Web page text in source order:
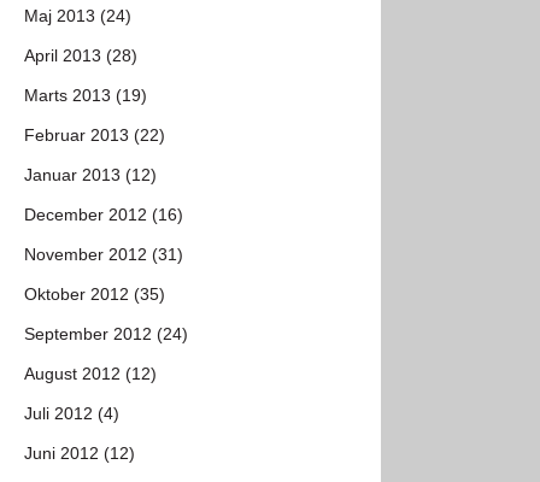
Maj 2013 (24)
April 2013 (28)
Marts 2013 (19)
Februar 2013 (22)
Januar 2013 (12)
December 2012 (16)
November 2012 (31)
Oktober 2012 (35)
September 2012 (24)
August 2012 (12)
Juli 2012 (4)
Juni 2012 (12)